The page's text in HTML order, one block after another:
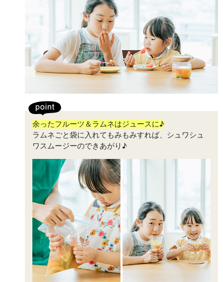
余ったフルーツ＆ラムネはジュースに♪
ラムネごと袋に入れてもみもみすれば、シュワシュ
ワスムージーのできあがり♪